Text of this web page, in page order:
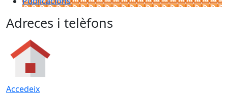
Adreces i telèfons
Accedeix